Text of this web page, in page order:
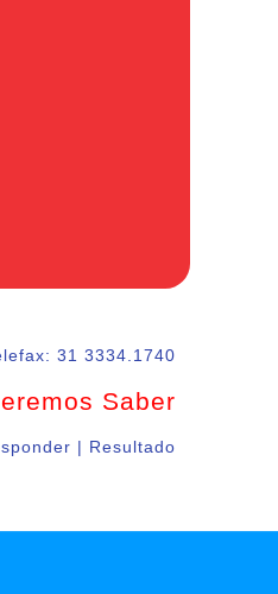
31 3334.1740
Saber
| Resultado